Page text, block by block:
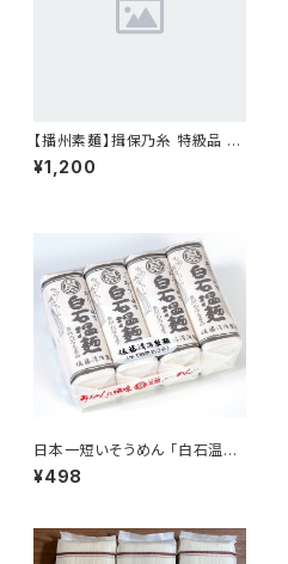
【播州素麺】揖保乃糸 特級品 3
00g×2袋
¥1,200
日本一短いそうめん 「白石温
麺」
¥498